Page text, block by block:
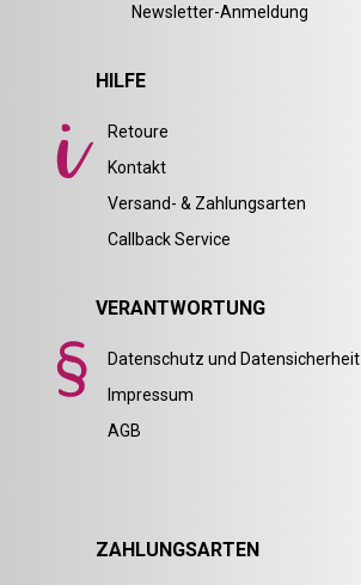
Newsletter-Anmeldung
HILFE
Retoure
Kontakt
Versand- & Zahlungsarten
Callback Service
VERANTWORTUNG
Datenschutz und Datensicherheit
Impressum
AGB
ZAHLUNGSARTEN